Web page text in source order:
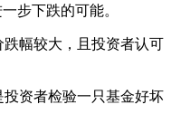
步下跌的可能。
幅较大，且投资者认可
资者检验一只基金好坏